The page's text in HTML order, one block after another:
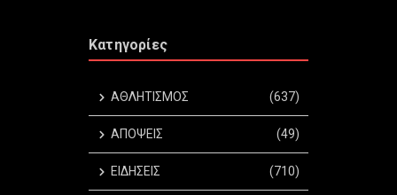
Κατηγορίες
ΑΘΛΗΤΙΣΜΟΣ (637)
ΑΠΟΨΕΙΣ (49)
ΕΙΔΗΣΕΙΣ (710)